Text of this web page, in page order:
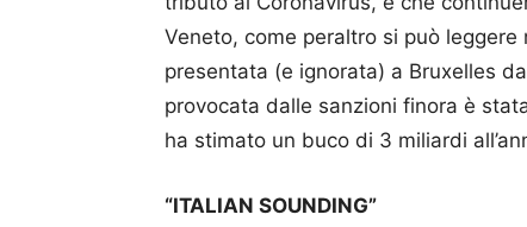
Veneto, come peraltro si può leggere
presentata (e ignorata) a Bruxelles
provocata dalle sanzioni finora è
ha stimato un buco di 3 miliardi
“ITALIAN SOUNDING”